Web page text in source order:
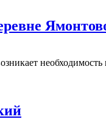
необходимость